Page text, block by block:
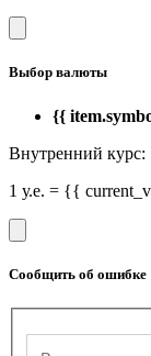
Выбор валюты
{{
Внутренний курс:
1 у.е. = {{
Сообщить об ошибке